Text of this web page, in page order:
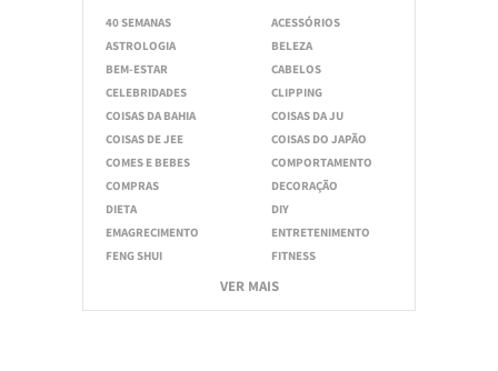
40 SEMANAS
ACESSÓRIOS
ASTROLOGIA
BELEZA
BEM-ESTAR
CABELOS
CELEBRIDADES
CLIPPING
COISAS DA BAHIA
COISAS DA JU
COISAS DE JEE
COISAS DO JAPÃO
COMES E BEBES
COMPORTAMENTO
COMPRAS
DECORAÇÃO
DIETA
DIY
EMAGRECIMENTO
ENTRETENIMENTO
FENG SHUI
FITNESS
VER MAIS